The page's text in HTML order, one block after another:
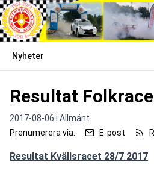
Nyheter
Resultat
2017-08-06 i Allmänt
Prenumerera via:
E-post
Resultat Kvällsracet 28/7 2017